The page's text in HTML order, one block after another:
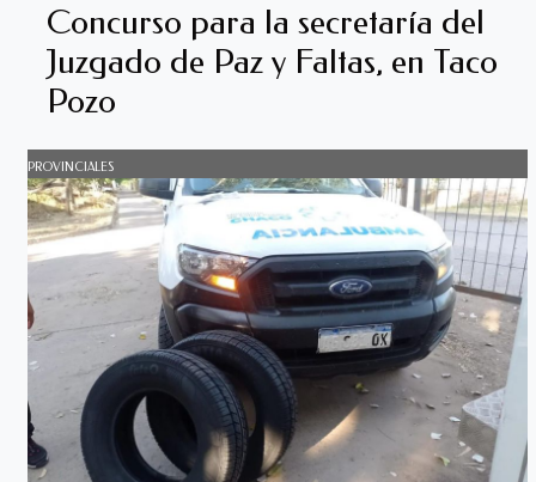
Concurso para la secretaría del
Juzgado de Paz y Faltas, en Taco
Pozo
PROVINCIALES